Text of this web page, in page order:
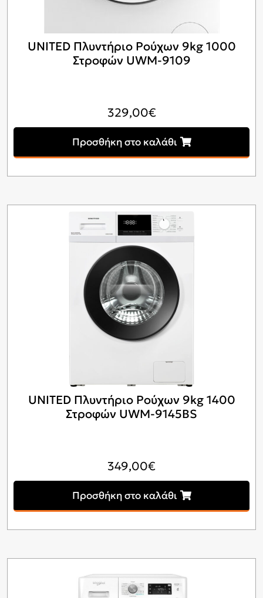
UNITED Πλυντήριο Ρούχων 9kg 1000
Στροφών UWM-9109
329,00€
Προσθήκη στο καλάθι
UNITED Πλυντήριο Ρούχων 9kg 1400
Στροφών UWM-9145BS
349,00€
Προσθήκη στο καλάθι